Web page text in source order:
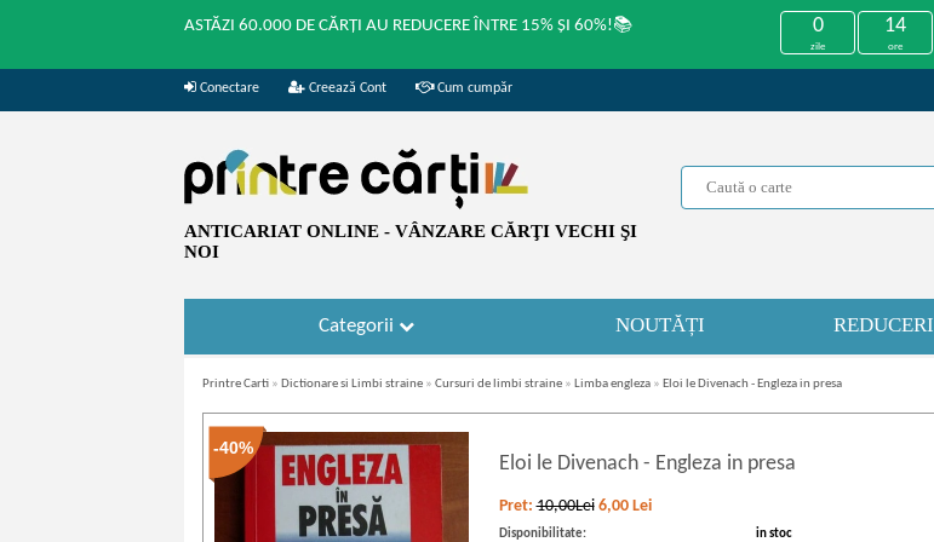
ASTĂZI 60.000 DE CĂRȚI AU REDUCERE ÎNTRE 15% ȘI 60%!📚 0
zile
14
ore
Conectare Creează Cont Cum cumpăr
ANTICARIAT ONLINE - VÂNZARE CĂRŢI VECHI ŞI
NOI
Categorii NOUTĂȚI REDUCERI
Printre Carti » Dictionare si Limbi straine » Cursuri de limbi straine » Limba engleza » Eloi le Divenach - Engleza in presa
-40%
Eloi le Divenach - Engleza in presa
Pret:10,00Lei 6,00 Lei
Disponibilitate:
in stoc